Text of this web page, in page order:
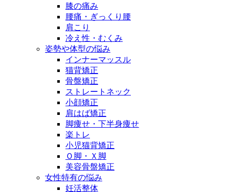
膝の痛み
腰痛・ぎっくり腰
肩こり
冷え性・むくみ
姿勢や体型の悩み
インナーマッスル
猫背矯正
骨盤矯正
ストレートネック
小顔矯正
肩はば矯正
脚痩せ・下半身痩せ
楽トレ
小児猫背矯正
Ｏ脚・Ｘ脚
美容骨盤矯正
女性特有の悩み
妊活整体